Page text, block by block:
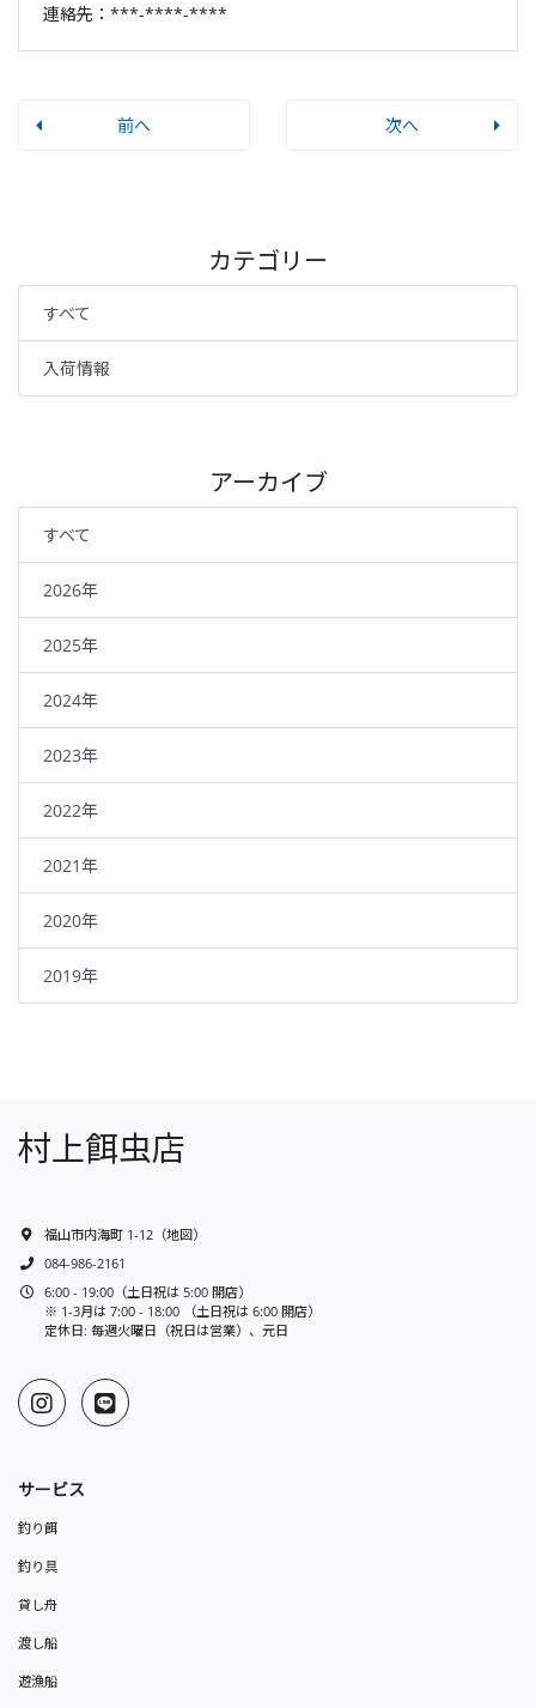
連絡先：***-****-****
前へ 次へ
カテゴリー
すべて
入荷情報
アーカイブ
すべて
2026年
2025年
2024年
2023年
2022年
2021年
2020年
2019年
村上餌虫店
福山市内海町 1-12 （地図）
084-986-2161
6:00 - 19:00（土日祝は 5:00 開店）
※ 1-3月は 7:00 - 18:00 （土日祝は 6:00 開店）
定休日: 毎週火曜日（祝日は営業）、元日
サービス
釣り餌
釣り具
貸し舟
渡し船
遊漁船